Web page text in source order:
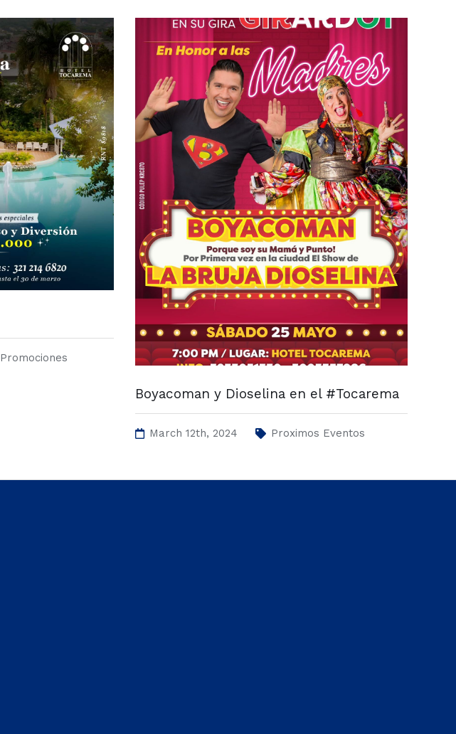
Promociones
Boyacoman y Dioselina en el #Tocarema
March 12th, 2024 Proximos Eventos